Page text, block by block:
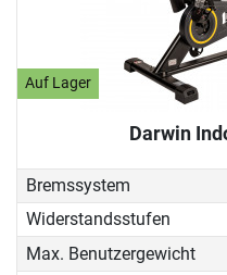
Auf Lager
Darwin
Bremssystem
Widerstandsstufen
Max. Benutzergewicht